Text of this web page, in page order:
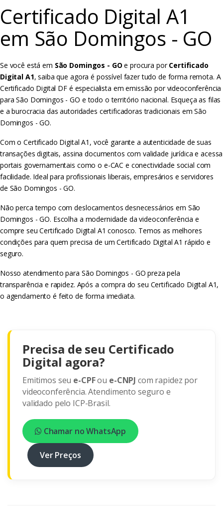
Certificado Digital A1
em São Domingos - GO
Se você está em São Domingos - GO e procura porCertificado
Digital A1, saiba que agora é possível fazer tudo de forma remota. A
Certificado Digital DF é especialista em emissão por videoconferência
para São Domingos - GO e todo o território nacional. Esqueça as filas
e a burocracia das autoridades certificadoras tradicionais em São
Domingos - GO.
Com o Certificado Digital A1, você garante a autenticidade de suas
transações digitais, assina documentos com validade jurídica e acessa
portais governamentais como o e-CAC e conectividade social com
facilidade. Ideal para profissionais liberais, empresários e servidores
de São Domingos - GO.
Não perca tempo com deslocamentos desnecessários em São
Domingos - GO. Escolha a modernidade da videoconferência e
compre seu Certificado Digital A1 conosco. Temos as melhores
condições para quem precisa de um Certificado Digital A1 rápido e
seguro.
Nosso atendimento para São Domingos - GO preza pela
transparência e rapidez. Após a compra do seu Certificado Digital A1,
o agendamento é feito de forma imediata.
Precisa de seu Certificado
Digital agora?
Emitimos seu e-CPFou e-CNPJ com rapidez por
videoconferência. Atendimento seguro e
validado pelo ICP-Brasil.
Chamar no WhatsApp
Ver Preços